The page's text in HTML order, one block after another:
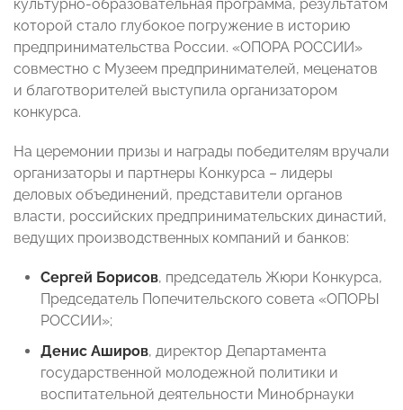
культурно-образовательная программа, результатом
которой стало глубокое погружение в историю
предпринимательства России. «ОПОРА РОССИИ»
совместно с Музеем предпринимателей, меценатов
и благотворителей выступила организатором
конкурса.
На церемонии призы и награды победителям вручали
организаторы и партнеры Конкурса – лидеры
деловых объединений, представители органов
власти, российских предпринимательских династий,
ведущих производственных компаний и банков:
Сергей Борисов, председатель Жюри Конкурса,
Председатель Попечительского совета «ОПОРЫ
РОССИИ»;
Денис Аширов, директор Департамента
государственной молодежной политики и
воспитательной деятельности Минобрнауки